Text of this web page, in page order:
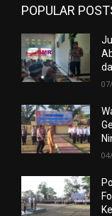
POPULAR